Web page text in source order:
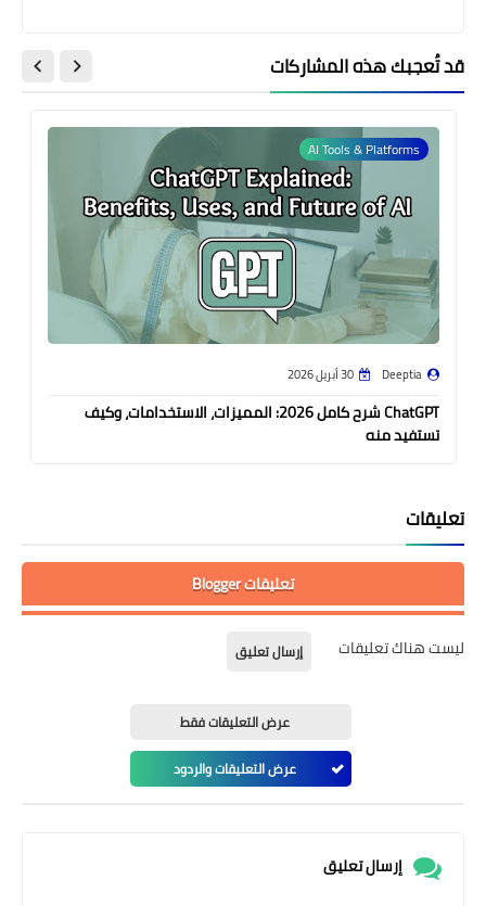
قد تُعجبك هذه المشاركات
AI Tools & Platforms
Deeptia 30 أبريل 2026
ChatGPT شرح كامل 2026: المميزات، الاستخدامات، وكيف
تستفيد منه
تعليقات
تعليقات Blogger
ليست هناك تعليقات إرسال تعليق
عرض التعليقات فقط
عرض التعليقات والردود
إرسال تعليق